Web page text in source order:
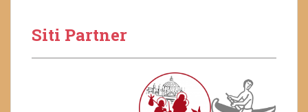
Siti Partner